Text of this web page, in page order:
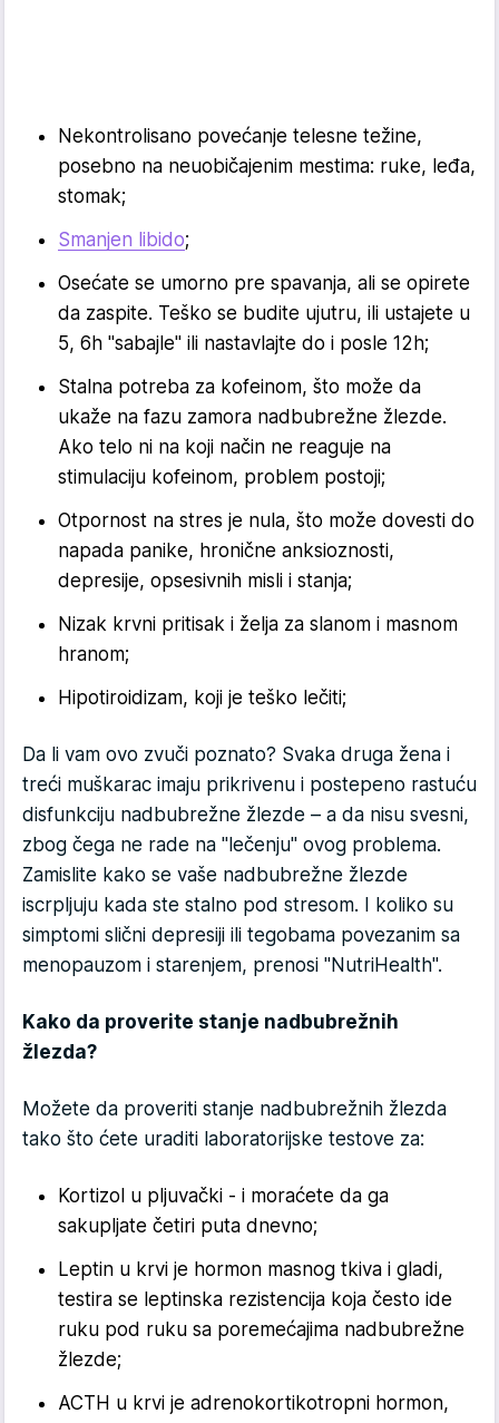
Nekontrolisano povećanje telesne težine,
posebno na neuobičajenim mestima: ruke, leđa,
stomak;
Smanjen libido;
Osećate se umorno pre spavanja, ali se opirete
da zaspite. Teško se budite ujutru, ili ustajete u
5, 6h "sabajle" ili nastavlajte do i posle 12h;
Stalna potreba za kofeinom, što može da
ukaže na fazu zamora nadbubrežne žlezde.
Ako telo ni na koji način ne reaguje na
stimulaciju kofeinom, problem postoji;
Otpornost na stres je nula, što može dovesti do
napada panike, hronične anksioznosti,
depresije, opsesivnih misli i stanja;
Nizak krvni pritisak i želja za slanom i masnom
hranom;
Hipotiroidizam, koji je teško lečiti;
Da li vam ovo zvuči poznato? Svaka druga žena i
treći muškarac imaju prikrivenu i postepeno rastuću
disfunkciju nadbubrežne žlezde – a da nisu svesni,
zbog čega ne rade na "lečenju" ovog problema.
Zamislite kako se vaše nadbubrežne žlezde
iscrpljuju kada ste stalno pod stresom. I koliko su
simptomi slični depresiji ili tegobama povezanim sa
menopauzom i starenjem, prenosi "NutriHealth".
Kako da proverite stanje nadbubrežnih
žlezda?
Možete da proveriti stanje nadbubrežnih žlezda
tako što ćete uraditi laboratorijske testove za:
Kortizol u pljuvački - i moraćete da ga
sakupljate četiri puta dnevno;
Leptin u krvi je hormon masnog tkiva i gladi,
testira se leptinska rezistencija koja često ide
ruku pod ruku sa poremećajima nadbubrežne
žlezde;
ACTH u krvi je adrenokortikotropni hormon,